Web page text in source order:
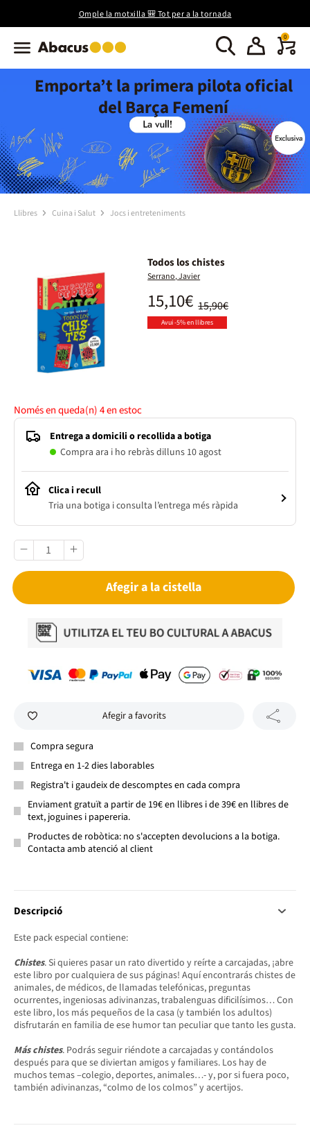
Omple la motxilla 🎒 Tot per a la tornada
0
Emporta’t la primera pilota oficial
del Barça Femení
Llibres Cuina i Salut Jocs i entreteniments
Todos los chistes
Serrano, Javier
15,90€
15,10€
Avui -5% en llibres
Només en queda(n)4en estoc
Entrega a domicili o recollida a botiga
Compra ara i ho rebràs dilluns 10 agost
Clica i recull
Tria una botiga i consulta l’entrega més ràpida
Afegir a la cistella
Afegir a favorits
Compra segura
Entrega en 1-2 dies laborables
Registra't i gaudeix de descomptes en cada compra
Enviament gratuït a partir de 19€ en llibres i de 39€ en llibres de
text, joguines i papereria.
Productes de robòtica: no s'accepten devolucions a la botiga.
Contacta amb atenció al client
Descripció
Este pack especial contiene:
Chistes. Si quieres pasar un rato divertido y reírte a carcajadas, ¡abre
este libro por cualquiera de sus páginas! Aquí encontrarás chistes de
animales, de médicos, de llamadas telefónicas, preguntas
ocurrentes, ingeniosas adivinanzas, trabalenguas dificilísimos… Con
este libro, los más pequeños de la casa (y también los adultos)
disfrutarán en familia de ese humor tan peculiar que tanto les gusta.
Más chistes. Podrás seguir riéndote a carcajadas y contándolos
después para que se diviertan amigos y familiares. Los hay de
muchos temas –colegio, deportes, animales…- y, por si fuera poco,
también adivinanzas, “colmo de los colmos” y acertijos.